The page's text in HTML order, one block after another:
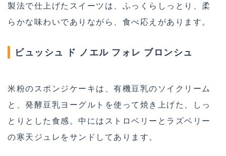
製法で仕上げたスイーツは、ふっくらしっとり、柔
らかな味わいでありながら、食べ応えがあります。
ビュッシュ ド ノエル フォレ ブロンシュ
米粉のスポンジケーキは、有機豆乳のソイクリーム
と、発酵豆乳ヨーグルトを使って焼き上げた、しっ
とりとした食感。中にはストロベリーとラズベリー
の寒天ジュレをサンドしてあります。